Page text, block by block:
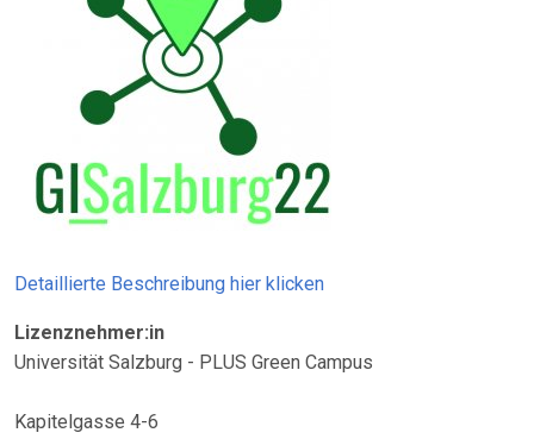
Detaillierte Beschreibung hier klicken
Lizenznehmer:in
Universität Salzburg - PLUS Green Campus
Kapitelgasse 4-6